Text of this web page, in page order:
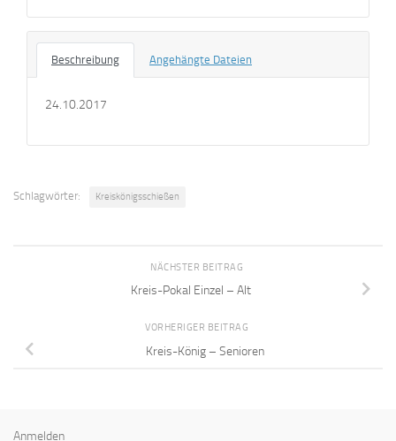
Beschreibung Angehängte Dateien
24.10.2017
Schlagwörter: Kreiskönigsschießen
NÄCHSTER BEITRAG
Kreis-Pokal Einzel – Alt
VORHERIGER BEITRAG
Kreis-König – Senioren
Anmelden